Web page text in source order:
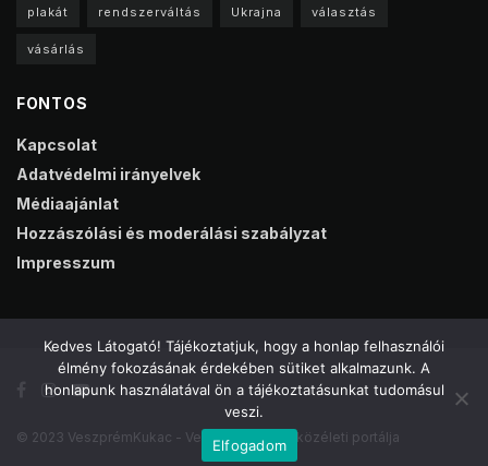
plakát rendszerváltás Ukrajna választás
vásárlás
FONTOS
Kapcsolat
Adatvédelmi irányelvek
Médiaajánlat
Hozzászólási és moderálási szabályzat
Impresszum
© 2023 VeszprémKukac - Veszprém online közéleti portálja
Kedves Látogató! Tájékoztatjuk, hogy a honlap felhasználói
élmény fokozásának érdekében sütiket alkalmazunk. A
honlapunk használatával ön a tájékoztatásunkat tudomásul
veszi.
Elfogadom